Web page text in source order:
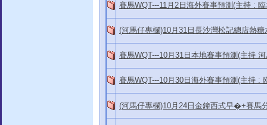
賽馬WQT---11月2日海外賽事預測(主持 :
(河馬仔專欄)10月31日長沙灣松記總店熱
賽馬WQT---10月31日本地賽事預測(主持
賽馬WQT---10月30日海外賽事預測(主持 :
(河馬仔專欄)10月24日金鐘西式早�+賽馬